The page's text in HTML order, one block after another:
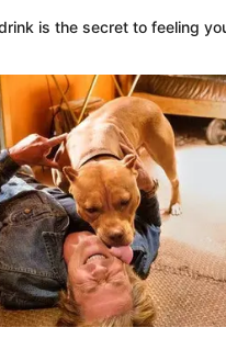
is the secret to feeling